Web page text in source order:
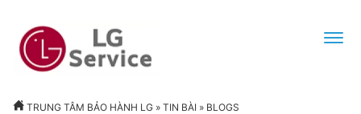
TRUNG TÂM BẢO HÀNH LG » TIN BÀI » BLOGS